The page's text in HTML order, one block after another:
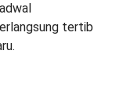
tertib